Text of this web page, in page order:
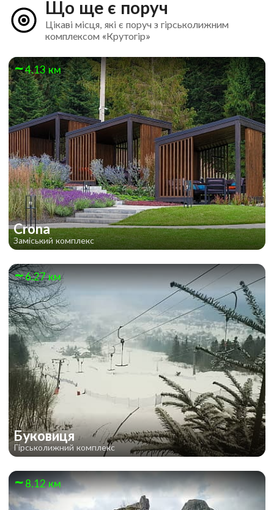
Що ще є поруч
Цікаві місця, які є поруч з гірськолижним
комплексом «Крутогір»
4.13 км
Crona
Заміський комплекс
6.27 км
Буковиця
Гірськолижний комплекс
8.12 км